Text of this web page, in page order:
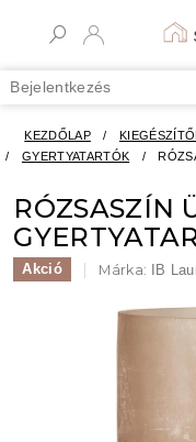
Bejelentkezés
KEZDŐLAP /
/
GYERTYATARTÓK /
RÓZSASZÍN
Akció Márka: IB